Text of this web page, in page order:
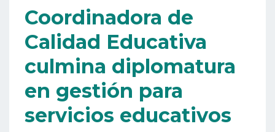
Coordinadora de
Calidad Educativa
culmina diplomatura
en gestión para
servicios educativos